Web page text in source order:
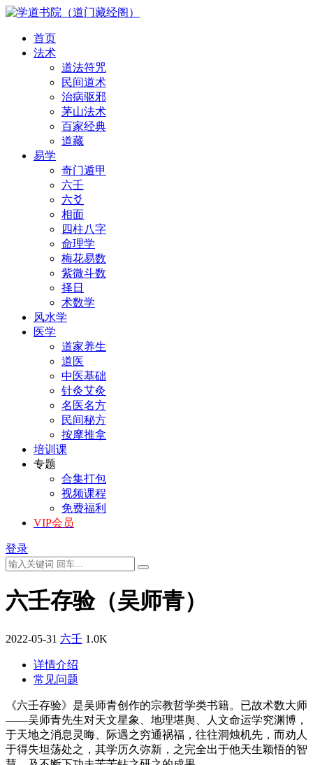
首页
法术
道法符咒
民间道术
治病驱邪
茅山法术
百家经典
道藏
易学
奇门遁甲
六壬
六爻
相面
四柱八字
命理学
梅花易数
紫微斗数
择日
术数学
风水学
医学
道家养生
道医
中医基础
针灸艾灸
名医名方
民间秘方
按摩推拿
培训课
专题
合集打包
视频课程
免费福利
VIP会员
登录
六壬存验（吴师青）
2022-05-31 六壬 1.0K
详情介绍
常见问题
《六壬存验》是吴师青创作的宗教哲学类书籍。已故术数大师
――吴师青先生对天文星象、地理堪舆、人文命运学究渊博，
于天地之消息灵晦、际遇之穷通祸福，往往洞烛机先，而劝人
于得失坦荡处之，其学历久弥新，之完全出于他天生颖悟的智